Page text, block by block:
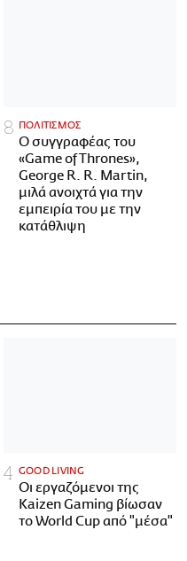
ΠΟΛΙΤΙΣΜΟΣ
Ο συγγραφέας του
«Game of Thrones»,
George R. R. Martin,
μιλά ανοιχτά για την
εμπειρία του με την
κατάθλιψη
GOOD LIVING
Οι εργαζόμενοι της
Kaizen Gaming βίωσαν
το World Cup από "μέσα"